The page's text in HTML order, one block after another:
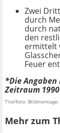
Zwei
durch
durch
den
ermittelt
Feuer
*Die
Zeitraum
Titelfoto: Bildmontage:
Mehr zum